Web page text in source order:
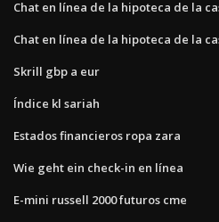
Chat en línea de la hipoteca de la
Chat en línea de la hipoteca de la
Skrill gbp a eur
Índice kl sariah
Estados financieros ropa zara
Wie geht ein check-in en línea
E-mini russell 2000 futuros cme